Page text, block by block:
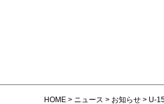
HOME > ニュース > お知らせ > U-